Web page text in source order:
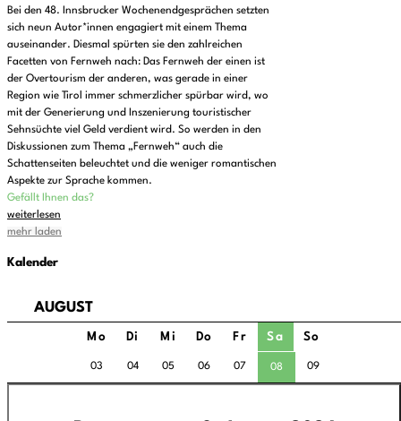
Bei den 48. Innsbrucker Wochenendgesprächen setzten
sich neun Autor*innen engagiert mit einem Thema
auseinander. Diesmal spürten sie den zahlreichen
Facetten von Fernweh nach: Das Fernweh der einen ist
der Overtourism der anderen, was gerade in einer
Region wie Tirol immer schmerzlicher spürbar wird, wo
mit der Generierung und Inszenierung touristischer
Sehnsüchte viel Geld verdient wird. So werden in den
Diskussionen zum Thema „Fernweh“ auch die
Schattenseiten beleuchtet und die weniger romantischen
Aspekte zur Sprache kommen.
Gefällt Ihnen das?
weiterlesen
mehr laden
Kalender
AUGUST
Mo Di Mi Do Fr Sa So
03 04 05 06 07 08 09